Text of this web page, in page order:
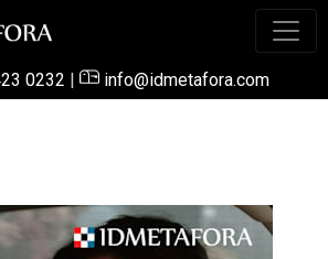
0232 | info@idmetafora.com